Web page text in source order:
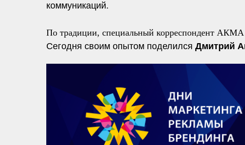
коммуникаций.
По традиции, специальный корреспондент
Сегодня своим опытом поделился Дмитрий